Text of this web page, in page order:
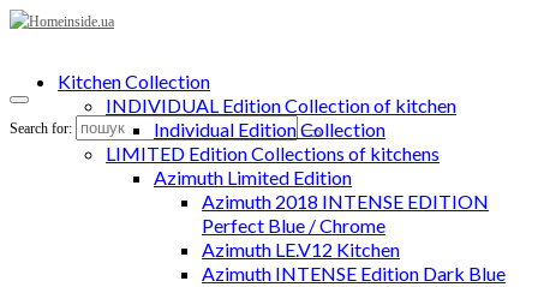
Search for:
Kitchen Collection
INDIVIDUAL Edition Collection of kitchen
Individual Edition Collection
LIMITED Edition Collections of kitchens
Azimuth Limited Edition
Azimuth 2018 INTENSE EDITION
Perfect Blue / Chrome
Azimuth LE.V12 Kitchen
Azimuth INTENSE Edition Dark Blue